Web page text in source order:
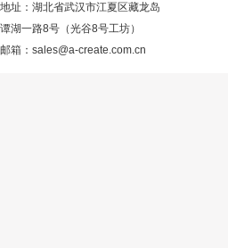
地址：湖北省武汉市江夏区藏龙岛
谭湖一路8号（光谷8号工坊）
邮箱：sales@a-create.com.cn